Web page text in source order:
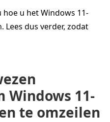
u het Windows 11-
dus verder, zodat
Windows 11-
te omzeilen